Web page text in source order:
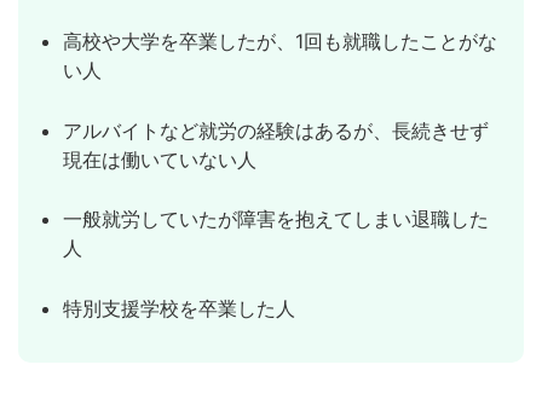
高校や大学を卒業したが、1回も就職したことがな
い人
アルバイトなど就労の経験はあるが、長続きせず
現在は働いていない人
一般就労していたが障害を抱えてしまい退職した
人
特別支援学校を卒業した人